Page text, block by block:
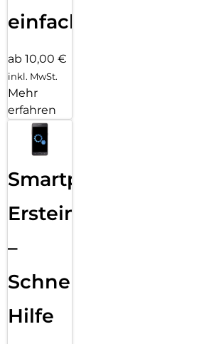
einfach
ab 10,00 €
inkl. MwSt.
Mehr
erfahren
Smartphone
Ersteinrichtung
–
Schnelle
Hilfe